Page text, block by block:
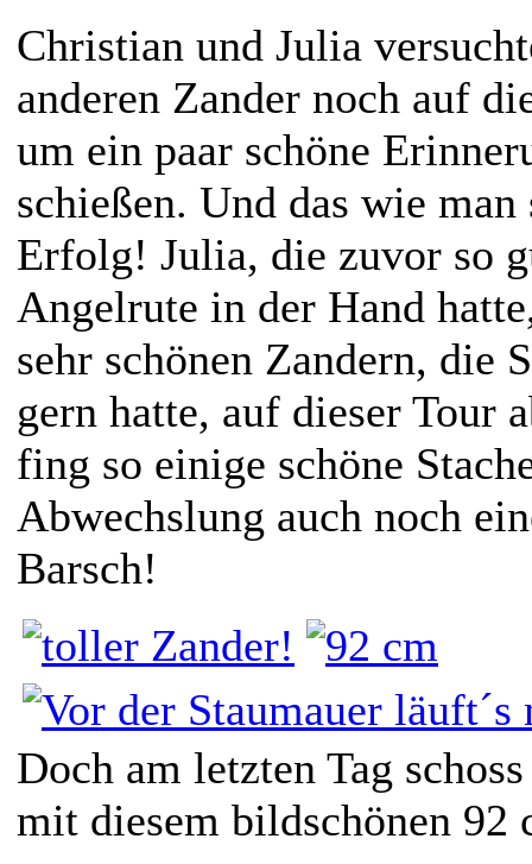
Christian und Julia
anderen Zander noch auf
um ein paar schöne
schießen. Und das wie
Erfolg! Julia, die zuvor so
Angelrute in der Hand
sehr schönen Zandern, die
gern hatte, auf dieser Tour
fing so einige schöne
Abwechslung auch noch
Barsch!
Doch am letzten Tag
mit diesem bildschönen 92